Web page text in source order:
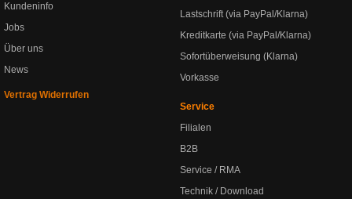
Kundeninfo
Jobs
Über uns
News
Vertrag Widerrufen
Lastschrift (via PayPal/Klarna)
Kreditkarte (via PayPal/Klarna)
Sofortüberweisung (Klarna)
Vorkasse
Service
Filialen
B2B
Service / RMA
Technik / Download